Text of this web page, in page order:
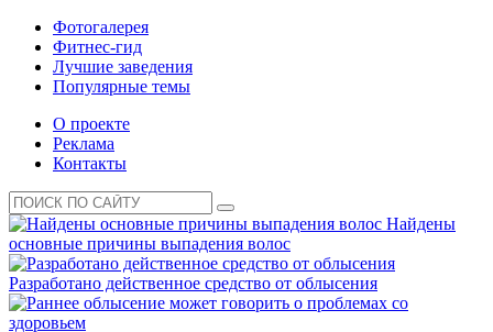
Фотогалерея
Фитнес-гид
Лучшие заведения
Популярные темы
О проекте
Реклама
Контакты
Найдены
основные причины выпадения волос
Разработано действенное средство от облысения